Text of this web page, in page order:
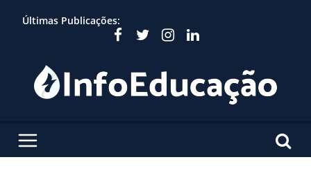
Últimas Publicações: